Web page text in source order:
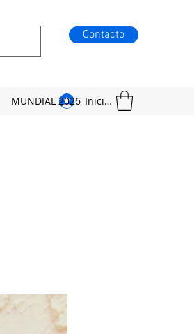
Contacto
Iniciar sesión
MUNDIAL 2026